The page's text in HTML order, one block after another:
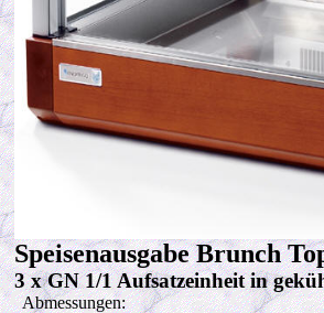
Speisenausgabe Brunch
3 x GN 1/1 Aufsatzeinheit in
Abmessungen: